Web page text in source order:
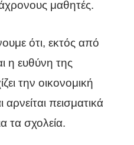
μαθητές.
ότι, εκτός από
η ευθύνη της
την οικονομική
πεισματικά
τα σχολεία.